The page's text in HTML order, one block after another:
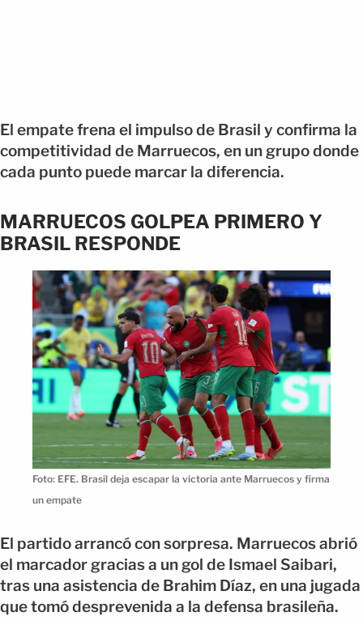
El empate frena el impulso de Brasil y confirma la
competitividad de Marruecos, en un grupo donde
cada punto puede marcar la diferencia.
MARRUECOS GOLPEA PRIMERO Y
BRASIL RESPONDE
Foto: EFE. Brasil deja escapar la victoria ante Marruecos y firma
un empate
El partido arrancó con sorpresa. Marruecos abrió
el marcador gracias a un gol de Ismael Saibari,
tras una asistencia de Brahim Díaz, en una jugada
que tomó desprevenida a la defensa brasileña.